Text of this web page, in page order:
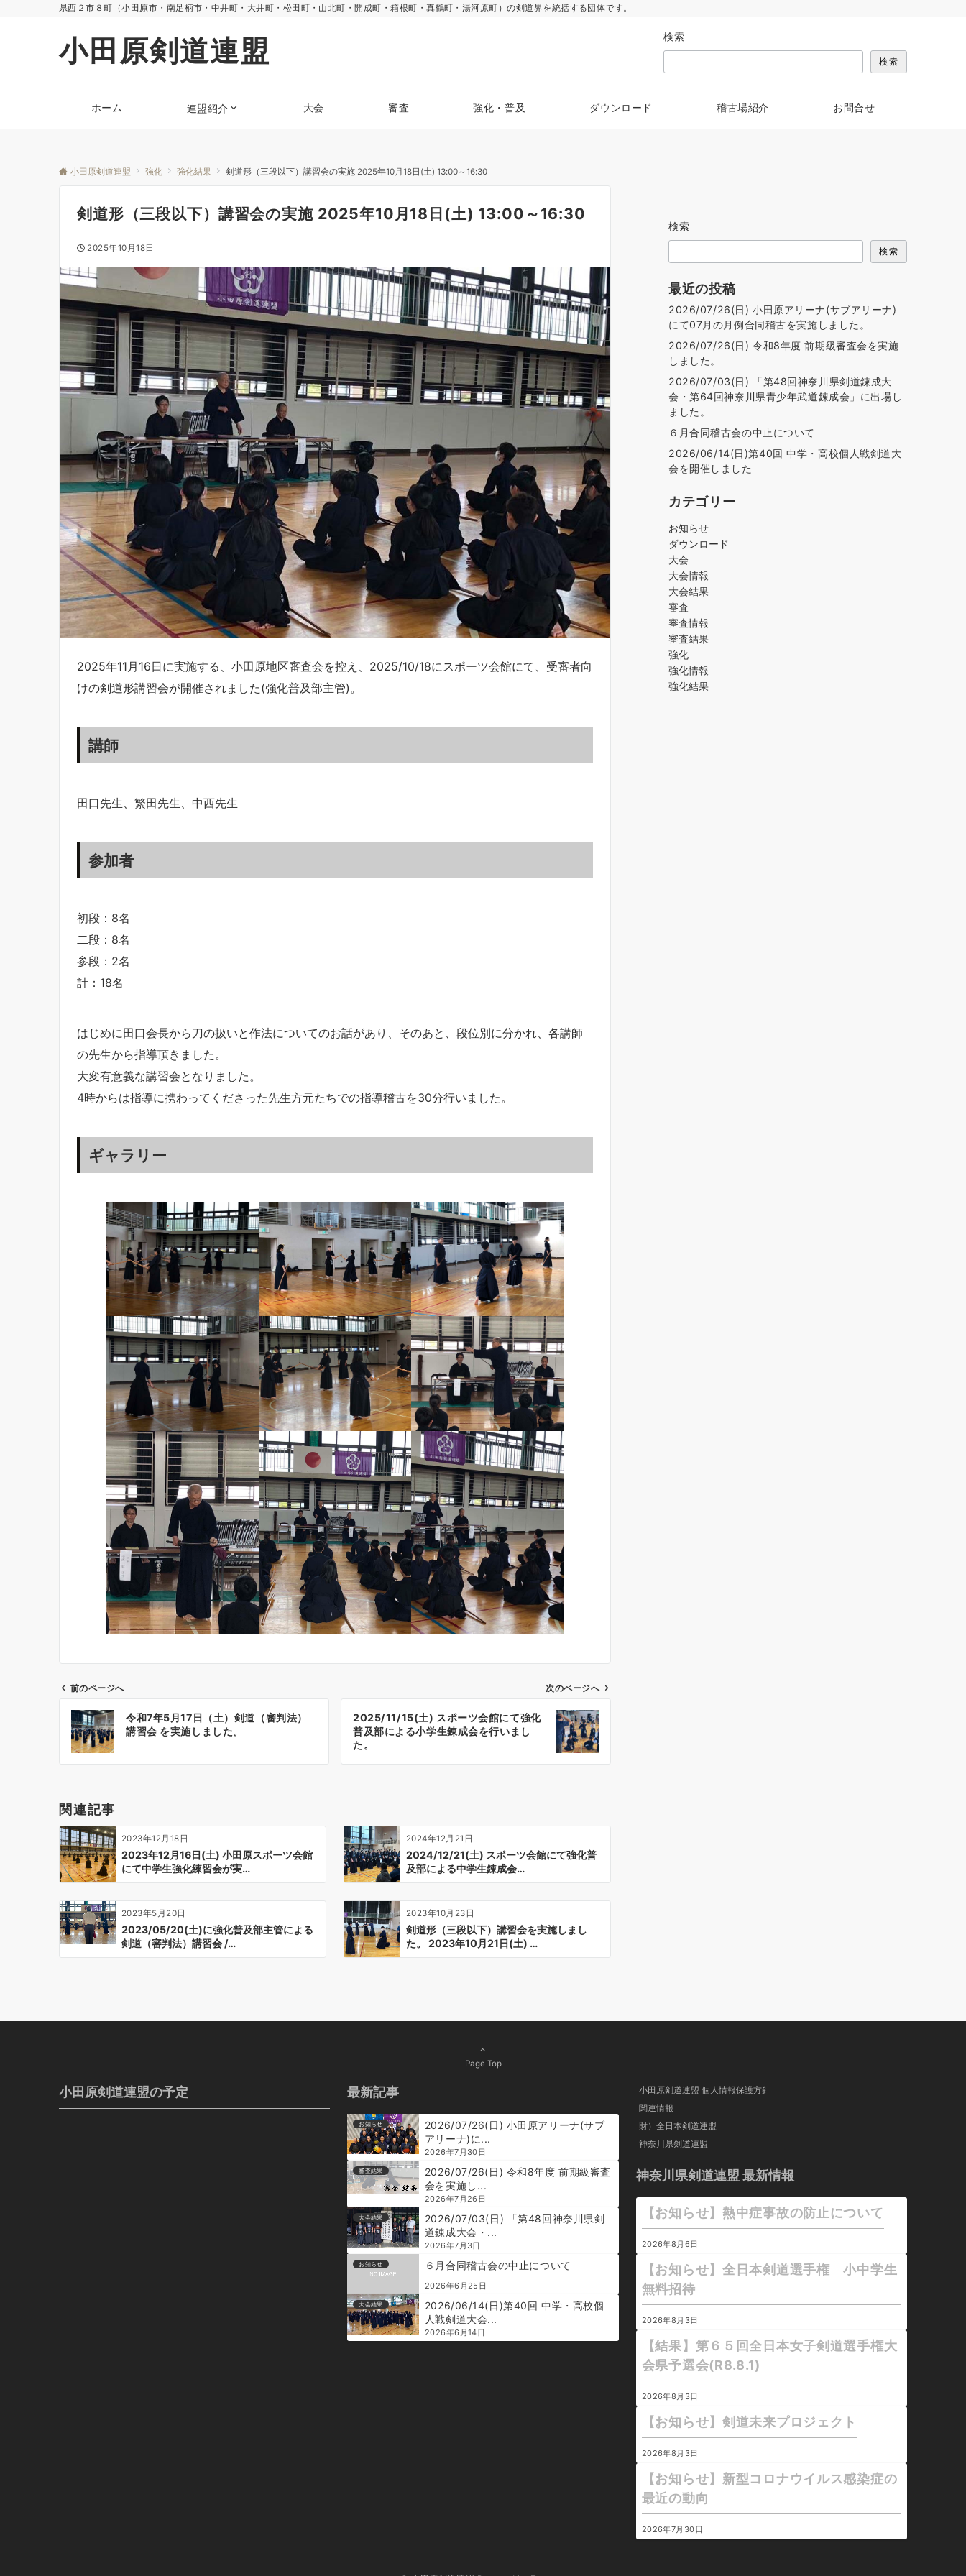
県西２市８町（小田原市・南足柄市・中井町・大井町・松田町・山北町・開成町・箱根町・真鶴町・湯河原町）の剣道界を統括する団体です。
小田原剣道連盟 検索
検索
ホーム 連盟紹介 大会 審査 強化・普及 ダウンロード 稽古場紹介 お問合せ
小田原剣道連盟 強化 強化結果 剣道形（三段以下）講習会の実施 2025年10月18日(土) 13:00～16:30
剣道形（三段以下）講習会の実施 2025年10月18日(土) 13:00～16:30
2025年10月18日
2025年11月16日に実施する、小田原地区審査会を控え、2025/10/18にスポーツ会館にて、受審者向
けの剣道形講習会が開催されました(強化普及部主管)。
講師
田口先生、繁田先生、中西先生
参加者
初段：8名
二段：8名
参段：2名
計：18名
はじめに田口会長から刀の扱いと作法についてのお話があり、そのあと、段位別に分かれ、各講師
の先生から指導頂きました。
大変有意義な講習会となりました。
4時からは指導に携わってくださった先生方元たちでの指導稽古を30分行いました。
ギャラリー
ビ
シ
ョ
ン
前のページへ
令和7年5月17日（土）剣道（審判法）
講習会 を実施しました。
次のページへ
2025/11/15(土) スポーツ会館にて強化
普及部による小学生錬成会を行いまし
た。
関連記事
2023年12月18日
2023年12月16日(土) 小田原スポーツ会館
にて中学生強化練習会が実…
2024年12月21日
2024/12/21(土) スポーツ会館にて強化普
及部による中学生錬成会…
2023年5月20日
2023/05/20(土)に強化普及部主管による
剣道（審判法）講習会 /…
2023年10月23日
剣道形（三段以下）講習会を実施しまし
た。 2023年10月21日(土) …
検索
検索
最近の投稿
2026/07/26(日) 小田原アリーナ(サブアリーナ)
にて07月の月例合同稽古を実施しました。
2026/07/26(日) 令和8年度 前期級審査会を実施
しました。
2026/07/03(日) 「第48回神奈川県剣道錬成大
会・第64回神奈川県青少年武道錬成会」に出場し
ました。
６月合同稽古会の中止について
2026/06/14(日)第40回 中学・高校個人戦剣道大
会を開催しました
カテゴリー
お知らせ
ダウンロード
大会
大会情報
大会結果
審査
審査情報
審査結果
強化
強化情報
強化結果
Page Top
小田原剣道連盟の予定 最新記事
お知らせ
2026/07/26(日) 小田原アリーナ(サブ
アリーナ)に...
2026年7月30日
審査結果
2026/07/26(日) 令和8年度 前期級審査
会を実施し...
2026年7月26日
大会結果
2026/07/03(日) 「第48回神奈川県剣
道錬成大会・...
2026年7月3日
お知らせ ６月合同稽古会の中止について
2026年6月25日
大会結果
2026/06/14(日)第40回 中学・高校個
人戦剣道大会...
2026年6月14日
小田原剣道連盟 個人情報保護方針
関連情報
財）全日本剣道連盟
神奈川県剣道連盟
神奈川県剣道連盟 最新情報
【お知らせ】熱中症事故の防止について
2026年8月6日
【お知らせ】全日本剣道選手権 小中学生
無料招待
2026年8月3日
【結果】第６５回全日本女子剣道選手権大
会県予選会(R8.8.1)
2026年8月3日
【お知らせ】剣道未来プロジェクト
2026年8月3日
【お知らせ】新型コロナウイルス感染症の
最近の動向
2026年7月30日